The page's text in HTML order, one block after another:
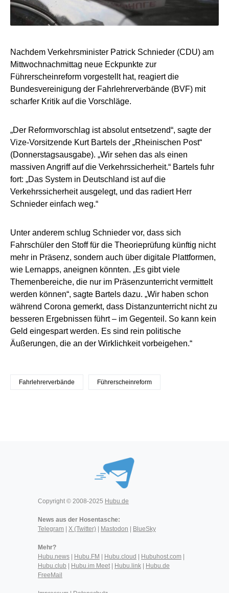
Nachdem Verkehrsminister Patrick Schnieder (CDU) am
Mittwochnachmittag neue Eckpunkte zur
Führerscheinreform vorgestellt hat, reagiert die
Bundesvereinigung der Fahrlehrerverbände (BVF) mit
scharfer Kritik auf die Vorschläge.
„Der Reformvorschlag ist absolut entsetzend“, sagte der
Vize-Vorsitzende Kurt Bartels der „Rheinischen Post“
(Donnerstagsausgabe). „Wir sehen das als einen
massiven Angriff auf die Verkehrssicherheit.“ Bartels fuhr
fort: „Das System in Deutschland ist auf die
Verkehrssicherheit ausgelegt, und das radiert Herr
Schnieder einfach weg.“
Unter anderem schlug Schnieder vor, dass sich
Fahrschüler den Stoff für die Theorieprüfung künftig nicht
mehr in Präsenz, sondern auch über digitale Plattformen,
wie Lernapps, aneignen könnten. „Es gibt viele
Themenbereiche, die nur im Präsenzunterricht vermittelt
werden können“, sagte Bartels dazu. „Wir haben schon
während Corona gemerkt, dass Distanzunterricht nicht zu
besseren Ergebnissen führt – im Gegenteil. So kann kein
Geld eingespart werden. Es sind rein politische
Äußerungen, die an der Wirklichkeit vorbeigehen.“
Fahrlehrerverbände Führerscheinreform
Copyright © 2008-2025 Hubu.de
News aus der Hosentasche:
Telegram
X (Twitter) Mastodon BlueSky
Mehr?
Hubu.news
Hubu.FM Hubu.cloud Hubuhost.com
Hubu.club
Hubu.im Meet| Hubu.link
Hubu.de
FreeMail